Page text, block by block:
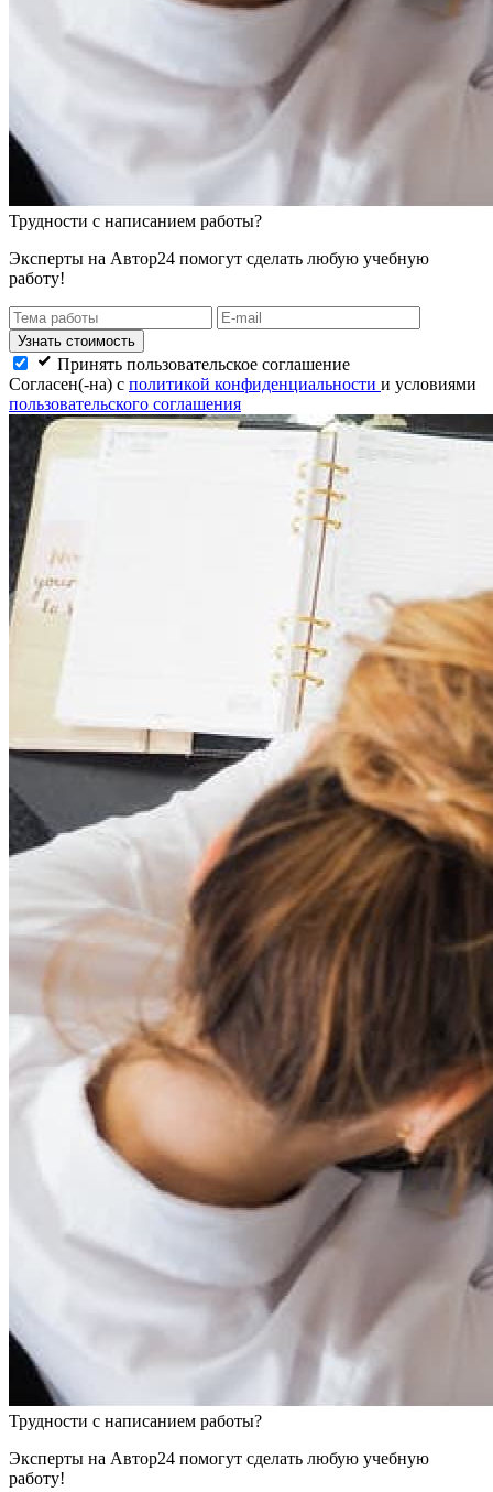
Трудности с написанием работы?
Эксперты на Автор24 помогут сделать любую учебную
работу!
Узнать стоимость
Принять пользовательское соглашение
Согласен(-на) с политикой конфиденциальности и условиями
пользовательского соглашения
Трудности с написанием работы?
Эксперты на Автор24 помогут сделать любую учебную
работу!